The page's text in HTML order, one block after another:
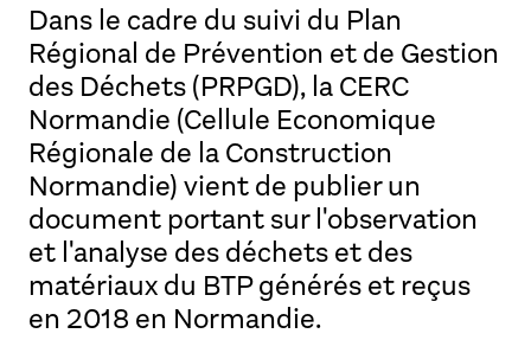
Dans le cadre du suivi du Plan
Régional de Prévention et de Gestion
des Déchets (PRPGD), la CERC
Normandie (Cellule Economique
Régionale de la Construction
Normandie) vient de publier un
document portant sur l'observation
et l'analyse des déchets et des
matériaux du BTP générés et reçus
en 2018 en Normandie.